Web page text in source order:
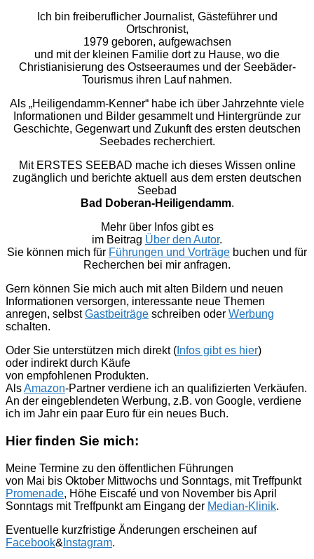
Ich bin freiberuflicher Journalist, Gästeführer und
Ortschronist,
1979 geboren, aufgewachsen
und mit der kleinen Familie dort zu Hause, wo die
Christianisierung des Ostseeraumes und der Seebäder-
Tourismus ihren Lauf nahmen.
Als „Heiligendamm-Kenner“ habe ich über Jahrzehnte viele
Informationen und Bilder gesammelt und Hintergründe zur
Geschichte, Gegenwart und Zukunft des ersten deutschen
Seebades recherchiert.
Mit ERSTES SEEBAD mache ich dieses Wissen online
zugänglich und berichte aktuell aus dem ersten deutschen
Seebad
Bad Doberan-Heiligendamm.
Mehr über Infos gibt es
im Beitrag Über den Autor.
Sie können mich für Führungen und Vorträge buchen und für
Recherchen bei mir anfragen.
Gern können Sie mich auch mit alten Bildern und neuen
Informationen versorgen, interessante neue Themen
anregen, selbstGastbeiträge schreiben oder Werbung
schalten.
Oder Sie unterstützen mich direkt ( Infos gibt es hier)
oder indirekt durch Käufe
von empfohlenen Produkten.
AlsAmazon-Partner verdiene ich an qualifizierten Verkäufen.
An der eingeblendeten Werbung, z.B. von Google, verdiene
ich im Jahr ein paar Euro für ein neues Buch.
Hier finden Sie mich:
Meine Termine zu den öffentlichen Führungen
von Mai bis Oktober Mittwochs und Sonntags, mit Treffpunkt
Promenade, Höhe Eiscafé und von November bis April
Sonntags mit Treffpunkt am Eingang der Median-Klinik.
Eventuelle kurzfristige Änderungen erscheinen auf
Facebook& Instagram.